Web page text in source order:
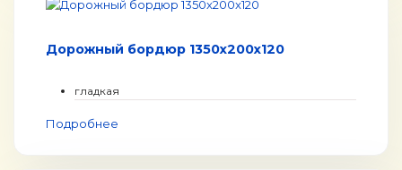
Дорожный бордюр 1350x200x120
гладкая
Подробнее